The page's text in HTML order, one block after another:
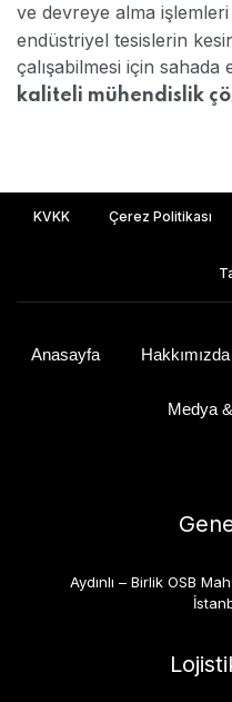
ve devreye alma işlemleri
endüstriyel tesislerin
çalışabilmesi için sahada
kaliteli mühendislik
KVKK Çerez Politikası
Anasayfa Hakkımızda
Medya
Aydınlı – Birlik OSB